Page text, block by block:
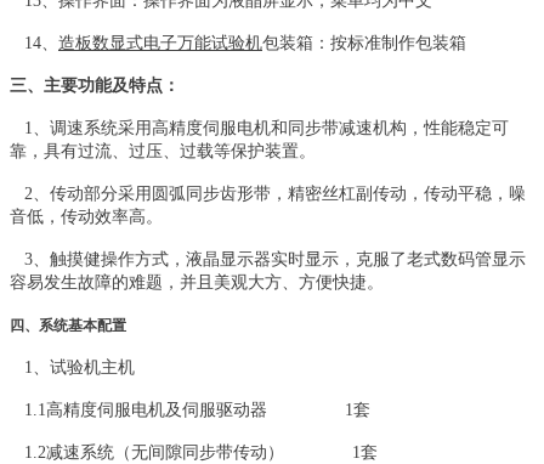
14、 造板数显式电子万能试验机包装箱：按标准制作包装箱
三、主要功能及特点：
1、调速系统采用高精度伺服电机和同步带减速机构，性能稳定可
靠，具有过流、过压、过载等保护装置。
2、传动部分采用圆弧同步齿形带，精密丝杠副传动，传动平稳，噪
音低，传动效率高。
3、触摸健操作方式，液晶显示器实时显示，克服了老式数码管显示
容易发生故障的难题，并且美观大方、方便快捷。
四、系统基本配置
1、试验机主机
1.1高精度伺服电机及伺服驱动器 1套
1.2减速系统（无间隙同步带传动） 1套